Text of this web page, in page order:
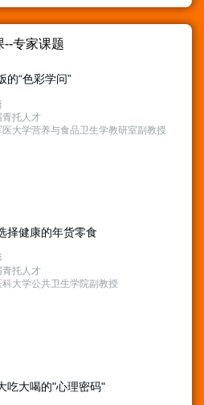
--专家课题
的“色彩学问”
青托人才
医大学营养与食品卫生学教研室副教授
择健康的年货零食
青托人才
科大学公共卫生学院副教授
吃大喝的"心理密码"